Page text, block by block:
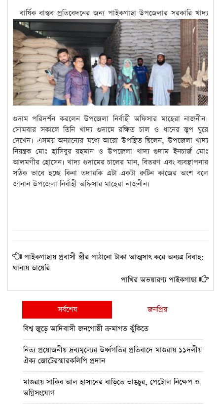
বার্ষিক বাস্তব প্রতিবেদনের জন্য পাইকগাছা উপজেলার সরকারি খাদ্য
গুদাম পরিদর্শন করলেন উপজেলা নির্বাহী অফিসার মাহেরা নাজনীন।
সোমবার সকালে তিনি খাদ্য গুদামে রক্ষিত চাল ও ধানের স্তূপ ঘুরে
দেখেন। এসময় অন্যান্যের মধ্যে আরো উপস্থিত ছিলেন, উপজেলা খাদ্য
নিয়ন্ত্রক মোঃ হাসিবুর রহমান ও উপজেলা খাদ্য গুদাম ইনচার্জ মোঃ
আলমগীর হোসেন। খাদ্য গুদামের চালের মান, বিতরণ এবং ব্যবস্থাপনার
সঠিক ভাবে হচ্ছে কিনা তদারকি এটা একটা রুটিন কাজের অংশ বলে
জানান উপজেলা নির্বাহী অফিসার মাহেরা নাজনীন।
পাইকগাছায় প্রবাসী স্ত্রীর পাঠানো টাকা আত্মসাৎ করে অন্যত্র বিবাহ:
থানায় ডায়েরি
পাখির অভয়ারণ্য পাইকগাছা
সর্বশেষ
জনপ্রিয়
বিশ্ব জুড়ে আদিবাসী জনগোষ্ঠী ক্রমাগত ঝুঁকিতে
নিত্য প্রয়োজনীয় দ্রব্যমূল্যের উর্ধ্বগতির প্রতিবাদে মাগুরায় ১১দলীয়
ঐক্য জোটেরস্মারকলিপি প্রদান
মাগুরায় সাকিব আল হাসানের বাড়িতে ভাঙচুর, পেট্রোল নিক্ষেপ ও
অগ্নিসংযোগ